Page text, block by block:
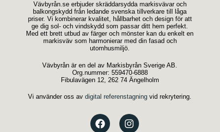
Vävbyrån.se erbjuder skräddarsydda markisvävar och
balkongskydd från ledande svenska tillverkare till låga
priser. Vi kombinerar kvalitet, hållbarhet och design för att
ge dig sol- och vindskydd som passar ditt hem perfekt.
Med ett brett utbud av färger och mönster kan du enkelt en
markisväv som harmonierar med din fasad och
utomhusmiljö.
Vävbyrån är en del av Markisbyrån Sverige AB.
Org.nummer: 559470-6888
Fibulavägen 12, 262 74 Ängelholm
Vi använder oss avdigital referenstagning vid rekrytering.